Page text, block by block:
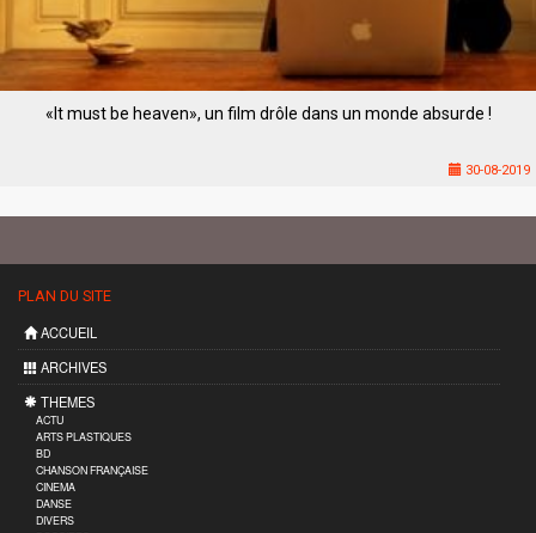
«It must be heaven», un film drôle dans un monde absurde !
30-08-2019
PLAN DU SITE
ACCUEIL
ARCHIVES
THEMES
ACTU
ARTS PLASTIQUES
BD
CHANSON FRANÇAISE
CINEMA
DANSE
DIVERS